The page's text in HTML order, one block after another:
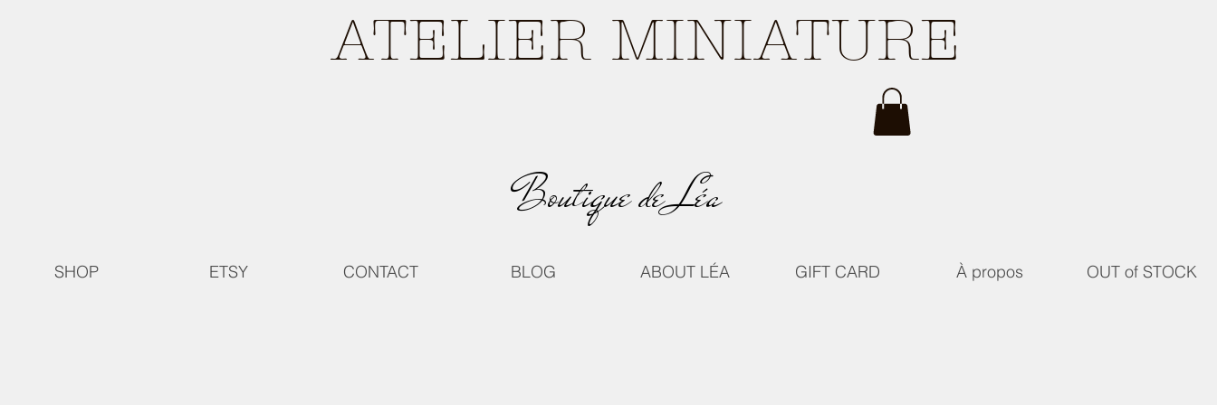
ATELIER MINIATURE
Boutique de Léa
SHOP ETSY CONTACT BLOG ABOUT LÉA GIFT CARD À propos OUT of STOCK